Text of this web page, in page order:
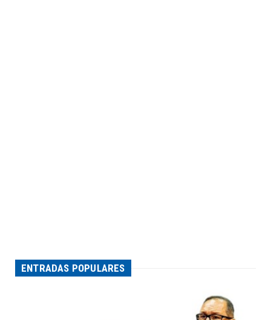
ENTRADAS POPULARES